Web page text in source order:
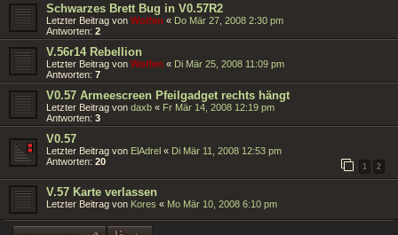
Schwarzes Brett Bug in V0.57R2
Letzter Beitrag von Wolfen « Do Mär 27, 2008 2:30 pm
Antworten: 2
V.56r14 Rebellion
Letzter Beitrag von Wolfen « Di Mär 25, 2008 11:09 pm
Antworten: 7
V0.57 Armeescreen Pfeilgadget rechts hängt
Letzter Beitrag von daxb « Fr Mär 14, 2008 12:19 pm
Antworten: 3
V0.57
Letzter Beitrag von ElAdrel « Di Mär 11, 2008 12:53 pm
Antworten: 20
1 2
V.57 Karte verlassen
Letzter Beitrag von Kores « Mo Mär 10, 2008 6:10 pm